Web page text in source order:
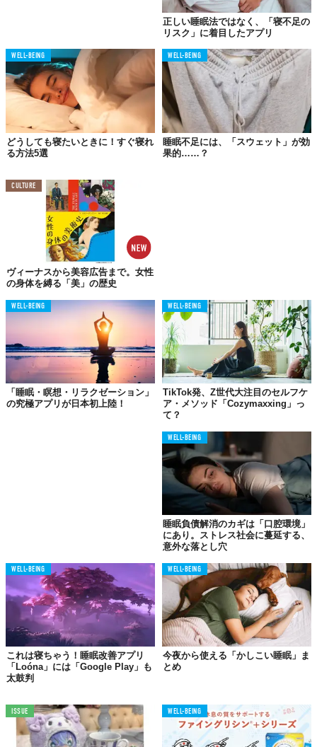
スクリーン・食事・睡眠が一つの行動連鎖としてつながっている
という事実です。問題が複合的であるなら、解決策もまた複合的
であるべきだという発想は、とても理にかなっているのではない
でしょうか。
「寝室の風景」を変えてみる
同調査ではほかにも、Z世代とミレニアル世代の47.9%が毎晩ベッ
ドでSNSをスクロールしていること、25.3%が就寝3時間以内にほ
夜」の輪郭が浮かび上がっています。
もし最近、朝の目覚めがすっきりしないと感じているなら、まず
は今夜の「寝室の風景」を少しだけ変えてみるのはいかがでしょ
う。スマホの充電場所をベッドから離す、お菓子をキッチンに戻
す。たったそれだけのことが、明日の朝を変える最初の一歩にな
るかもしれません。
Reference:
Lifesum Research: "TikTok Snacking" Is Disrupting Gen Z's Sleep -- And It
Top image: ©
iStock.com / gorodenkoff
TABI LABO
この世界は、もっと広いはずだ。
正しい睡眠法ではなく、「寝不足の
リスク」に着目したアプリ
WELL-BEING
どうしても寝たいときに！すぐ寝れ
る方法5選
WELL-BEING
睡眠不足には、「スウェット」が効
果的……？
CULTURE
ヴィーナスから美容広告まで。女性
の身体を縛る「美」の歴史
WELL-BEING
「睡眠・瞑想・リラクゼーション」
の究極アプリが日本初上陸！
WELL-BEING
TikTok発、Z世代大注目のセルフケ
ア・メソッド「Cozymaxxing」っ
て？
WELL-BEING
睡眠負債解消のカギは「口腔環境」
にあり。ストレス社会に蔓延する、
意外な落とし穴
WELL-BEING
これは寝ちゃう！睡眠改善アプリ
「Loóna」には「Google Play」も
太鼓判
WELL-BEING
今夜から使える「かしこい睡眠」ま
とめ
ISSUE WELL-BEING